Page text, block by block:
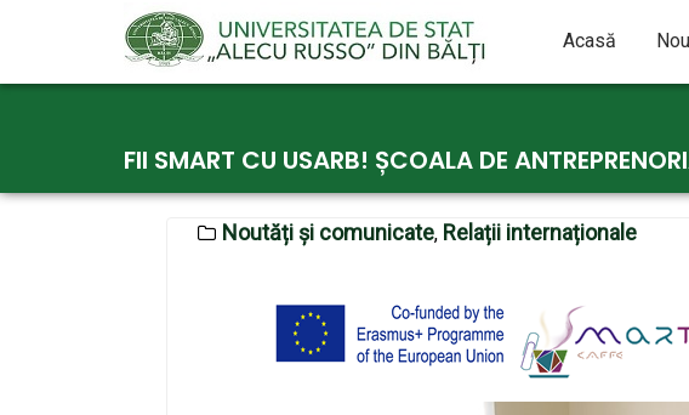
Acasă
FII SMART CU USARB! ȘCOALA DE
Noutăți și comunicate, Relații internaționale